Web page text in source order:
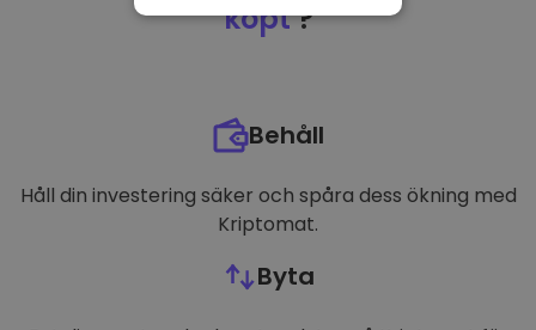
köpt?
Behåll
Håll din investering säker och spåra dess ökning med
Kriptomat.
Byta
PRESTANDA
FUNKTIONER